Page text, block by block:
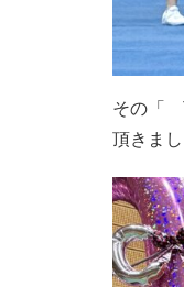
その「
頂きまし